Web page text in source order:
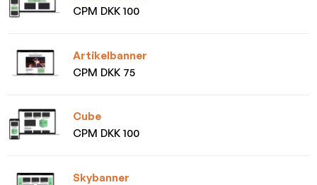
CPM DKK 100
Artikelbanner
CPM DKK 75
Cube
CPM DKK 100
Skybanner